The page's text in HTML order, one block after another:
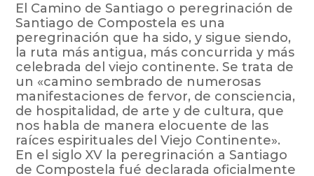
El Camino de Santiago o peregrinación de
Santiago de Compostela es una
peregrinación que ha sido, y sigue siendo,
la ruta más antigua, más concurrida y más
celebrada del viejo continente. Se trata de
un «camino sembrado de numerosas
manifestaciones de fervor, de consciencia,
de hospitalidad, de arte y de cultura, que
nos habla de manera elocuente de las
raíces espirituales del Viejo Continente».
En el siglo XV la peregrinación a Santiago
de Compostela fué declarada oficialmente